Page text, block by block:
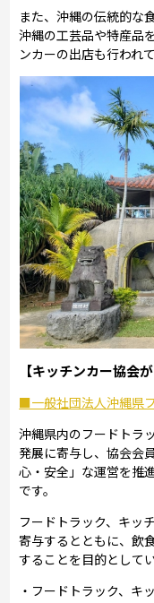
また、沖縄の伝統的な
沖縄の工芸品や特産品
ンカーの出店も行われて
【キッチンカー協会が
■一般社団法人沖縄県
沖縄県内のフードトラ
発展に寄与し、協会会
心・安全」な運営を推
です。
フードトラック、キッ
寄与するとともに、飲
することを目的としてい
・フードトラック、キ